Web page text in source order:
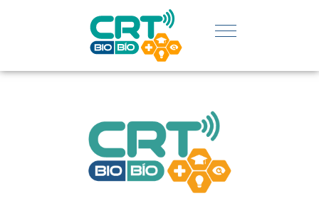
UDEC EN
CATEGORÍA
INNOVACIÓN
SOCIAL